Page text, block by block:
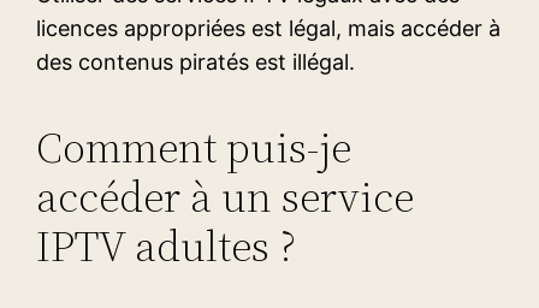
licences appropriées est légal, mais accéder à
des contenus piratés est illégal.
Comment puis-je
accéder à un service
IPTV adultes ?